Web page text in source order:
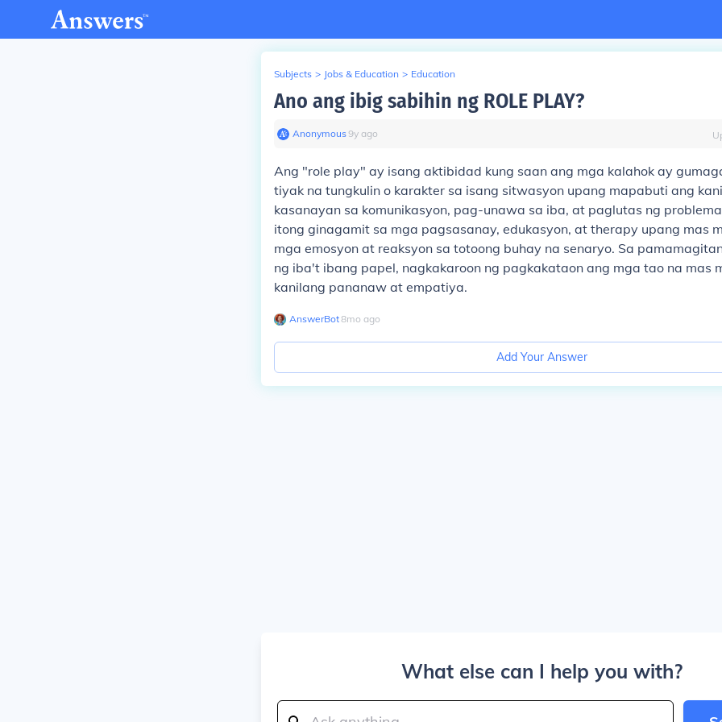
Subjects > Jobs & Education > Education
Ano ang ibig sabihin ng ROLE PLAY?
Anonymous∙9y ago
Ang "role play" ay isang aktibidad kung saan ang mga kalahok ay
tiyak na tungkulin o karakter sa isang sitwasyon upang mapabuti ang
kasanayan sa komunikasyon, pag-unawa sa iba, at paglutas ng
itong ginagamit sa mga pagsasanay, edukasyon, at therapy upang mas
mga emosyon at reaksyon sa totoong buhay na senaryo. Sa
ng iba't ibang papel, nagkakaroon ng pagkakataon ang mga tao na mas
kanilang pananaw at empatiya.
AnswerBot∙8mo ago
Add Your Answer
What else can I help you with?